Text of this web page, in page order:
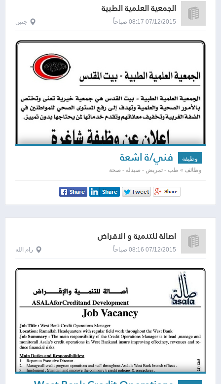
الجمعية العلمية الطبية
07/12/2015 08:17 صباحاً جنين
وظيفة فني/ة اشعة
وظائف » طب - تمريض - صيدله - صحة
اصالة للتنمية و الاقراض
07/12/2015 08:16 صباحاً رام الله